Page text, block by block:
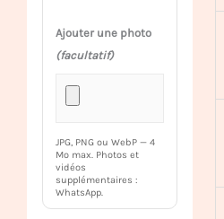
Ajouter une photo
(facultatif)
JPG, PNG ou WebP — 4
Mo max. Photos et
vidéos
supplémentaires :
WhatsApp.